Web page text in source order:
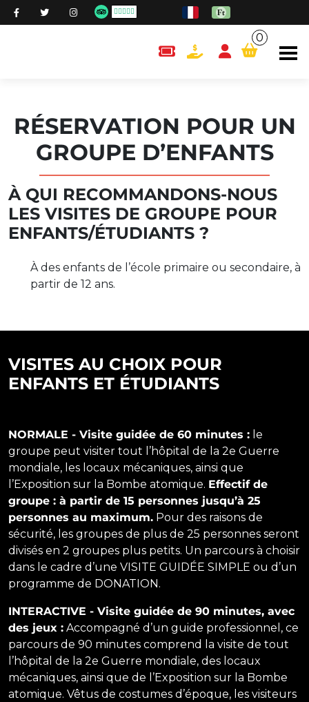
content.cart
0
RÉSERVATION POUR UN
GROUPE D’ENFANTS
À QUI RECOMMANDONS-NOUS
LES VISITES DE GROUPE POUR
ENFANTS/ÉTUDIANTS ?
À des enfants de l’école primaire ou secondaire, à
partir de 12 ans.
VISITES AU CHOIX POUR
ENFANTS ET ÉTUDIANTS
NORMALE - Visite guidée de 60 minutes : le
groupe peut visiter tout l’hôpital de la 2e Guerre
mondiale, les locaux mécaniques, ainsi que
l’Exposition sur la Bombe atomique. Effectif de
groupe : à partir de 15 personnes jusqu’à 25
personnes au maximum. Pour des raisons de
sécurité, les groupes de plus de 25 personnes seront
divisés en 2 groupes plus petits. Un parcours à choisir
dans le cadre d’une VISITE GUIDÉE SIMPLE ou d’un
programme de DONATION.
INTERACTIVE - Visite guidée de 90 minutes, avec
des jeux : Accompagné d’un guide professionnel, ce
parcours de 90 minutes comprend la visite de tout
l’hôpital de la 2e Guerre mondiale, des locaux
mécaniques, ainsi que de l’Exposition sur la Bombe
atomique. Vêtus de costumes d’époque, les visiteurs